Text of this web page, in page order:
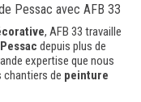
Pessac avec AFB 33
, AFB 33 travaille
Pessac depuis plus de
expertise que nous
de peinture